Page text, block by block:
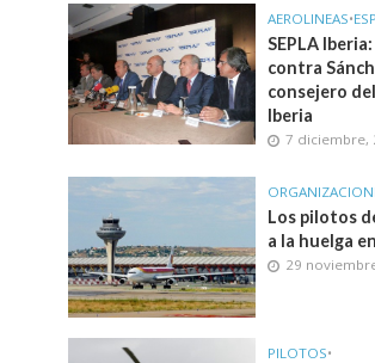
AEROLINEAS•
SEPLA
contra
consejero
Iberia
7 diciembre,
Los pilotos
a la huelga
29
PILOTOS•